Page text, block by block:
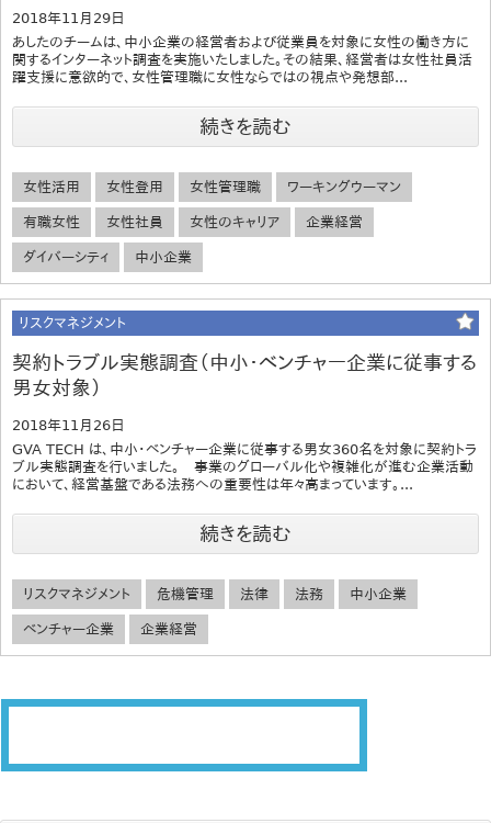
2018年11月29日
あしたのチームは、中小企業の経営者および従業員を対象に女性の働き方に
関するインターネット調査を実施いたしました。その結果、経営者は女性社員活
躍支援に意欲的で、女性管理職に女性ならではの視点や発想部...
続きを読む
女性活用 女性登用 女性管理職 ワーキングウーマン
有職女性 女性社員 女性のキャリア 企業経営
ダイバーシティ 中小企業
リスクマネジメント
契約トラブル実態調査（中小・ベンチャー企業に従事する
男女対象）
2018年11月26日
GVA TECH は、中小・ベンチャー企業に従事する男女360名を対象に契約トラ
ブル実態調査を行いました。 事業のグローバル化や複雑化が進む企業活動
において、経営基盤である法務への重要性は年々高まっています。...
続きを読む
リスクマネジメント 危機管理 法律 法務 中小企業
ベンチャー企業 企業経営